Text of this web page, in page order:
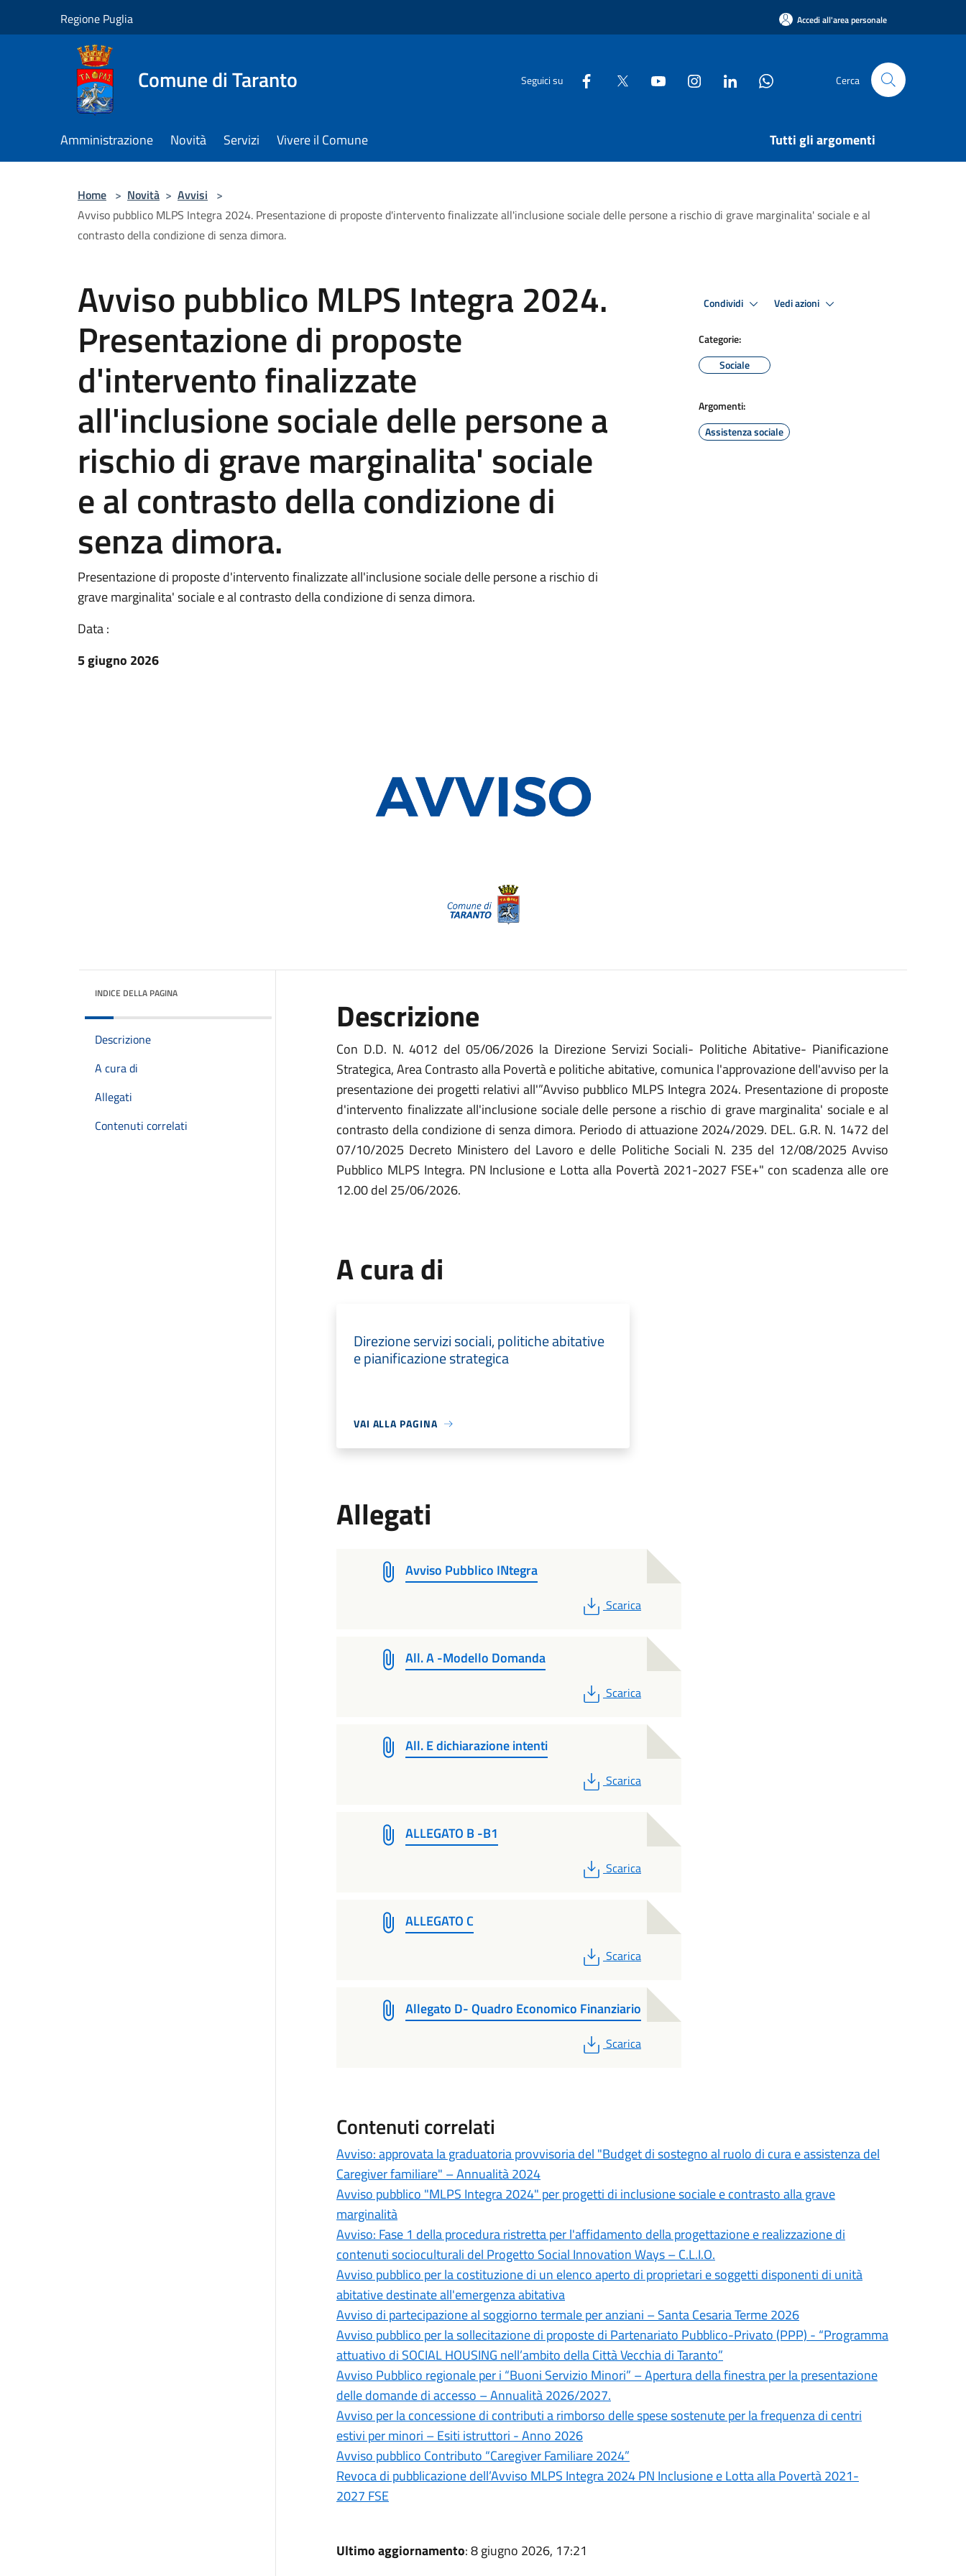
Regione Puglia Accedi all'area personale
Comune di Taranto Seguici su Cerca
Amministrazione Novità Servizi Vivere il Comune Tutti gli argomenti
Home > Novità > Avvisi >
Avviso pubblico MLPS Integra 2024. Presentazione di proposte d'intervento finalizzate all'inclusione sociale delle persone a rischio di grave marginalita' sociale e al
contrasto della condizione di senza dimora.
Avviso pubblico MLPS Integra 2024.
Presentazione di proposte
d'intervento finalizzate
all'inclusione sociale delle persone a
rischio di grave marginalita' sociale
e al contrasto della condizione di
senza dimora.
Presentazione di proposte d'intervento finalizzate all'inclusione sociale delle persone a rischio di
grave marginalita' sociale e al contrasto della condizione di senza dimora.
Data :
5 giugno 2026
Condividi Vedi azioni
Categorie:
Sociale
Argomenti:
Assistenza sociale
INDICE DELLA PAGINA
Descrizione
A cura di
Allegati
Contenuti correlati
Descrizione
Con D.D. N. 4012 del 05/06/2026 la Direzione Servizi Sociali- Politiche Abitative- Pianificazione
Strategica, Area Contrasto alla Povertà e politiche abitative, comunica l'approvazione dell'avviso per la
presentazione dei progetti relativi all'”Avviso pubblico MLPS Integra 2024. Presentazione di proposte
d'intervento finalizzate all'inclusione sociale delle persone a rischio di grave marginalita' sociale e al
contrasto della condizione di senza dimora. Periodo di attuazione 2024/2029. DEL. G.R. N. 1472 del
07/10/2025 Decreto Ministero del Lavoro e delle Politiche Sociali N. 235 del 12/08/2025 Avviso
Pubblico MLPS Integra. PN Inclusione e Lotta alla Povertà 2021-2027 FSE+" con scadenza alle ore
12.00 del 25/06/2026.
A cura di
Direzione servizi sociali, politiche abitative
e pianificazione strategica
VAI ALLA PAGINA
Allegati
Avviso Pubblico INtegra
PDF
Scarica
All. A -Modello Domanda
PDF
Scarica
All. E dichiarazione intenti
PDF
Scarica
ALLEGATO B -B1
PDF
Scarica
ALLEGATO C
PDF
Scarica
Allegato D- Quadro Economico Finanziario
PDF
Scarica
Contenuti correlati
Avviso: approvata la graduatoria provvisoria del "Budget di sostegno al ruolo di cura e assistenza del
Caregiver familiare" – Annualità 2024
Avviso pubblico "MLPS Integra 2024" per progetti di inclusione sociale e contrasto alla grave
marginalità
Avviso: Fase 1 della procedura ristretta per l'affidamento della progettazione e realizzazione di
contenuti socioculturali del Progetto Social Innovation Ways – C.L.I.O.
Avviso pubblico per la costituzione di un elenco aperto di proprietari e soggetti disponenti di unità
abitative destinate all'emergenza abitativa
Avviso di partecipazione al soggiorno termale per anziani – Santa Cesaria Terme 2026
Avviso pubblico per la sollecitazione di proposte di Partenariato Pubblico-Privato (PPP) - “Programma
attuativo di SOCIAL HOUSING nell’ambito della Città Vecchia di Taranto”
Avviso Pubblico regionale per i “Buoni Servizio Minori” – Apertura della finestra per la presentazione
delle domande di accesso – Annualità 2026/2027.
Avviso per la concessione di contributi a rimborso delle spese sostenute per la frequenza di centri
estivi per minori – Esiti istruttori - Anno 2026
Avviso pubblico Contributo “Caregiver Familiare 2024”
Revoca di pubblicazione dell’Avviso MLPS Integra 2024 PN Inclusione e Lotta alla Povertà 2021-
2027 FSE
Ultimo aggiornamento: 8 giugno 2026, 17:21